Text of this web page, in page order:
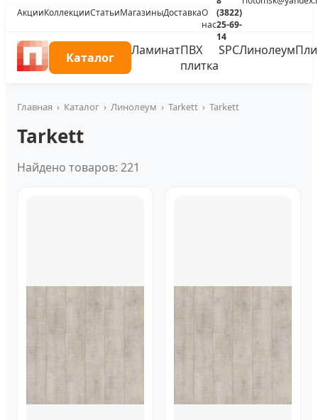
АкцииКоллекцииСтатьиМагазиныДоставкаО
нас
(3822)
25-69-
14
Каталог ЛаминатПВХ
плитка
SPCЛинолеум
Главная › Каталог › Линолеум › Tarkett › Tarkett
Tarkett
Найдено товаров: 221